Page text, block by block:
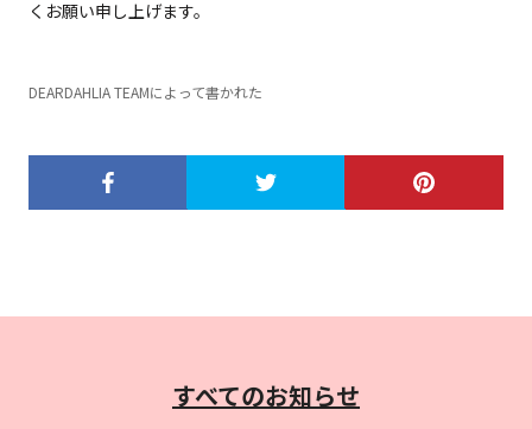
くお願い申し上げます。
DEARDAHLIA TEAMによって書かれた
すべてのお知らせ